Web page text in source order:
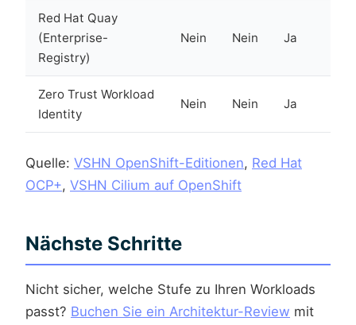
Red Hat Quay
(Enterprise-
Registry)
Nein Nein Ja
Zero Trust Workload
Identity
Nein Nein Ja
Quelle: VSHN OpenShift-Editionen, Red Hat
OCP+, VSHN Cilium auf OpenShift
Nächste Schritte
Nicht sicher, welche Stufe zu Ihren Workloads
passt? Buchen Sie ein Architektur-Review mit